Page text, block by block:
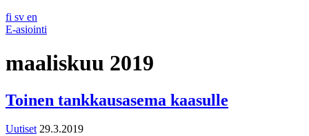
fi sv en
E-asiointi
maaliskuu 2019
Toinen tankkausasema kaasulle
Uutiset 29.3.2019